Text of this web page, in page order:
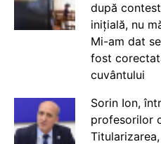
după
inițială, nu
Mi-am dat
fost
cuvântului
Sorin Ion,
profesorilor